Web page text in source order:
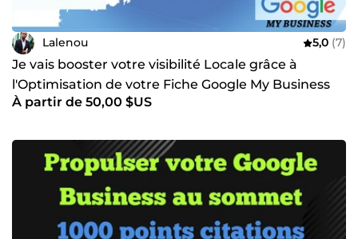
Lalenou 5,0 (7)
Je vais booster votre visibilité Locale grâce à
l'Optimisation de votre Fiche Google My Business
À partir de 50,00 $US